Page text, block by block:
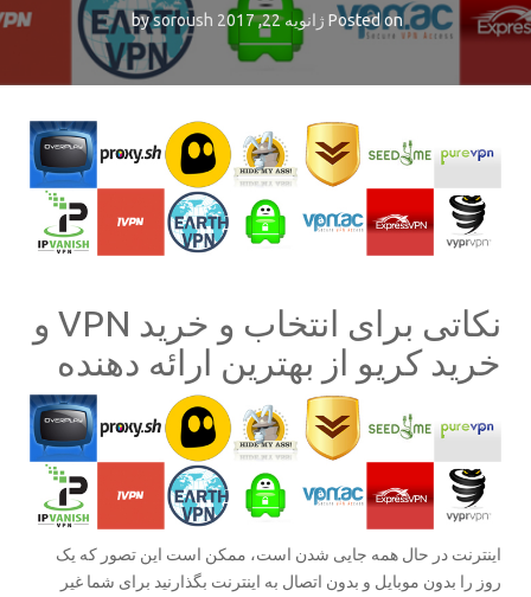
Posted on ژانویه 22, 2017 soroush
نکاتی برای انتخاب و خرید VPN و
خرید کریو از بهترین ارائه دهنده
اینترنت در حال همه جایی شدن است، ممکن است این تصور که یک
روز را بدون موبایل و بدون اتصال به اینترنت بگذارنید برای شما غیر